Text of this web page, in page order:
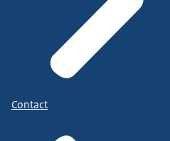
Contact